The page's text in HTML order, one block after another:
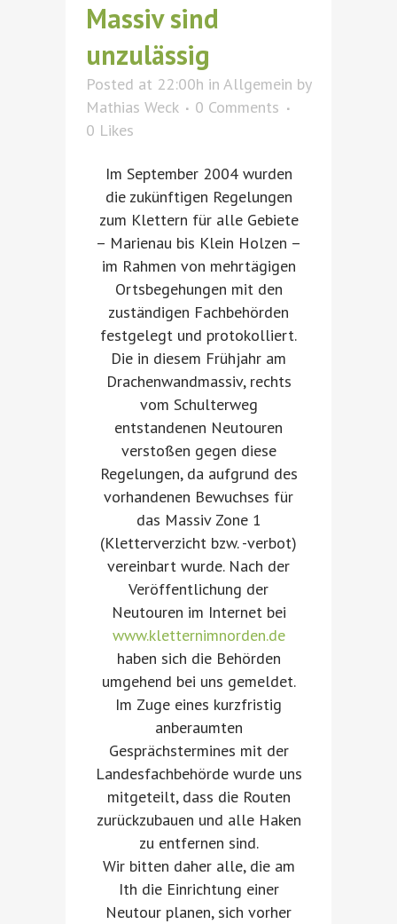
Massiv sind
unzulässig
Posted at 22:00h in Allgemein by
Mathias Weck
0 Comments
0 Likes
Im September 2004 wurden
die zukünftigen Regelungen
zum Klettern für alle Gebiete
– Marienau bis Klein Holzen –
im Rahmen von mehrtägigen
Ortsbegehungen mit den
zuständigen Fachbehörden
festgelegt und protokolliert.
Die in diesem Frühjahr am
Drachenwandmassiv, rechts
vom Schulterweg
entstandenen Neutouren
verstoßen gegen diese
Regelungen, da aufgrund des
vorhandenen Bewuchses für
das Massiv Zone 1
(Kletterverzicht bzw. -verbot)
vereinbart wurde. Nach der
Veröffentlichung der
Neutouren im Internet bei
www.kletternimnorden.de
haben sich die Behörden
umgehend bei uns gemeldet.
Im Zuge eines kurzfristig
anberaumten
Gesprächstermines mit der
Landesfachbehörde wurde uns
mitgeteilt, dass die Routen
zurückzubauen und alle Haken
zu entfernen sind.
Wir bitten daher alle, die am
Ith die Einrichtung einer
Neutour planen, sich vorher